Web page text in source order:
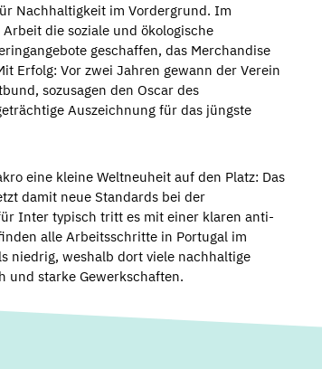
Nachhaltigkeit im Vordergrund. Im
die soziale und ökologische
geschaffen, das Merchandise
Erfolg: Vor zwei Jahren gewann der Verein
sozusagen den Oscar des
Auszeichnung für das jüngste
eine kleine Weltneuheit auf den Platz: Das
damit neue Standards bei der
Inter typisch tritt es mit einer klaren anti-
alle Arbeitsschritte in Portugal im
niedrig, weshalb dort viele nachhaltige
und starke Gewerkschaften.